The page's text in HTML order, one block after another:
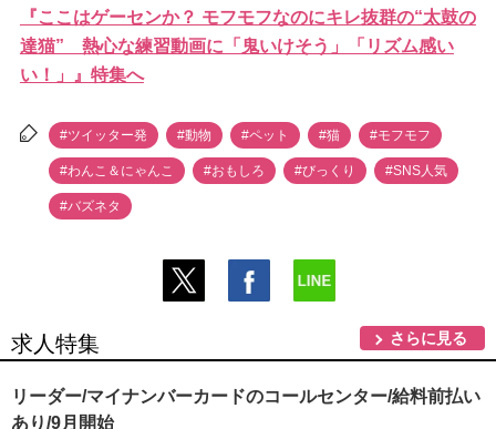
『ここはゲーセンか？ モフモフなのにキレ抜群の“太鼓の
達猫” 熱心な練習動画に「鬼いけそう」「リズム感い
い！」』特集へ
#ツイッター発 #動物 #ペット #猫 #モフモフ
#わんこ＆にゃんこ #おもしろ #びっくり #SNS人気
#バズネタ
求人特集 さらに見る
リーダー/マイナンバーカードのコールセンター/給料前払い
あり/9月開始